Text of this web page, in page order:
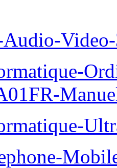
Audio-